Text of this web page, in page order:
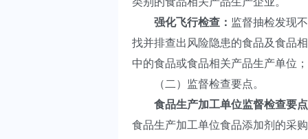
强化飞行检查： 监督抽检发现
找并排查出风险隐患的食品及食品
中的食品或食品相关产品生产单位
（二）监督检查要点。
食品生产加工单位监督检查要点
食品生产加工单位食品添加剂的采